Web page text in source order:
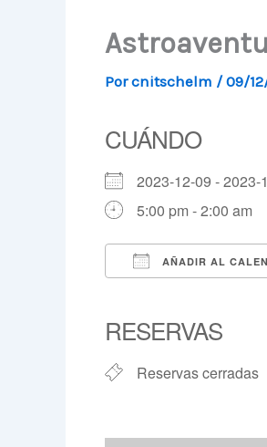
Porcnitschelm /09/
CUÁNDO
2023-12-09 -
5:00 pm - 2:00 am
AÑADIR AL
RESERVAS
Reservas cerradas